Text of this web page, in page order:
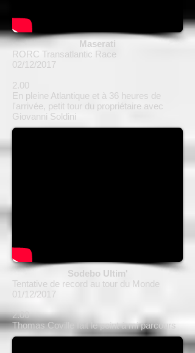
Maserati
RORC Transatlantic Race
02/12/2017
2.00
En pleine Atlantique et à 36 heures de
l'arrivée, petit tour du propriétaire avec
Giovanni Soldini
Sodebo Ultim'
Tentative de record au tour du Monde
01/12/2017
2.00
Thomas Coville fait le point à mi parcours